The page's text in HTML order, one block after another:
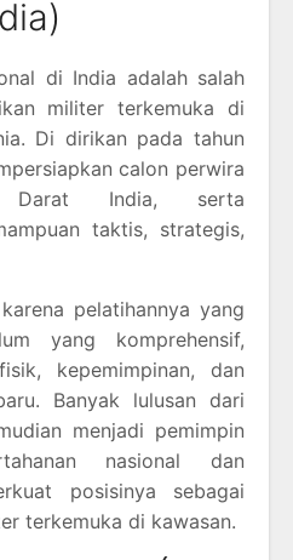
di India adalah salah
militer terkemuka di
Di dirikan pada tahun
calon perwira
Darat India, serta
taktis, strategis,
pelatihannya yang
yang komprehensif,
kepemimpinan, dan
Banyak lulusan dari
menjadi pemimpin
nasional dan
posisinya sebagai
terkemuka di kawasan.